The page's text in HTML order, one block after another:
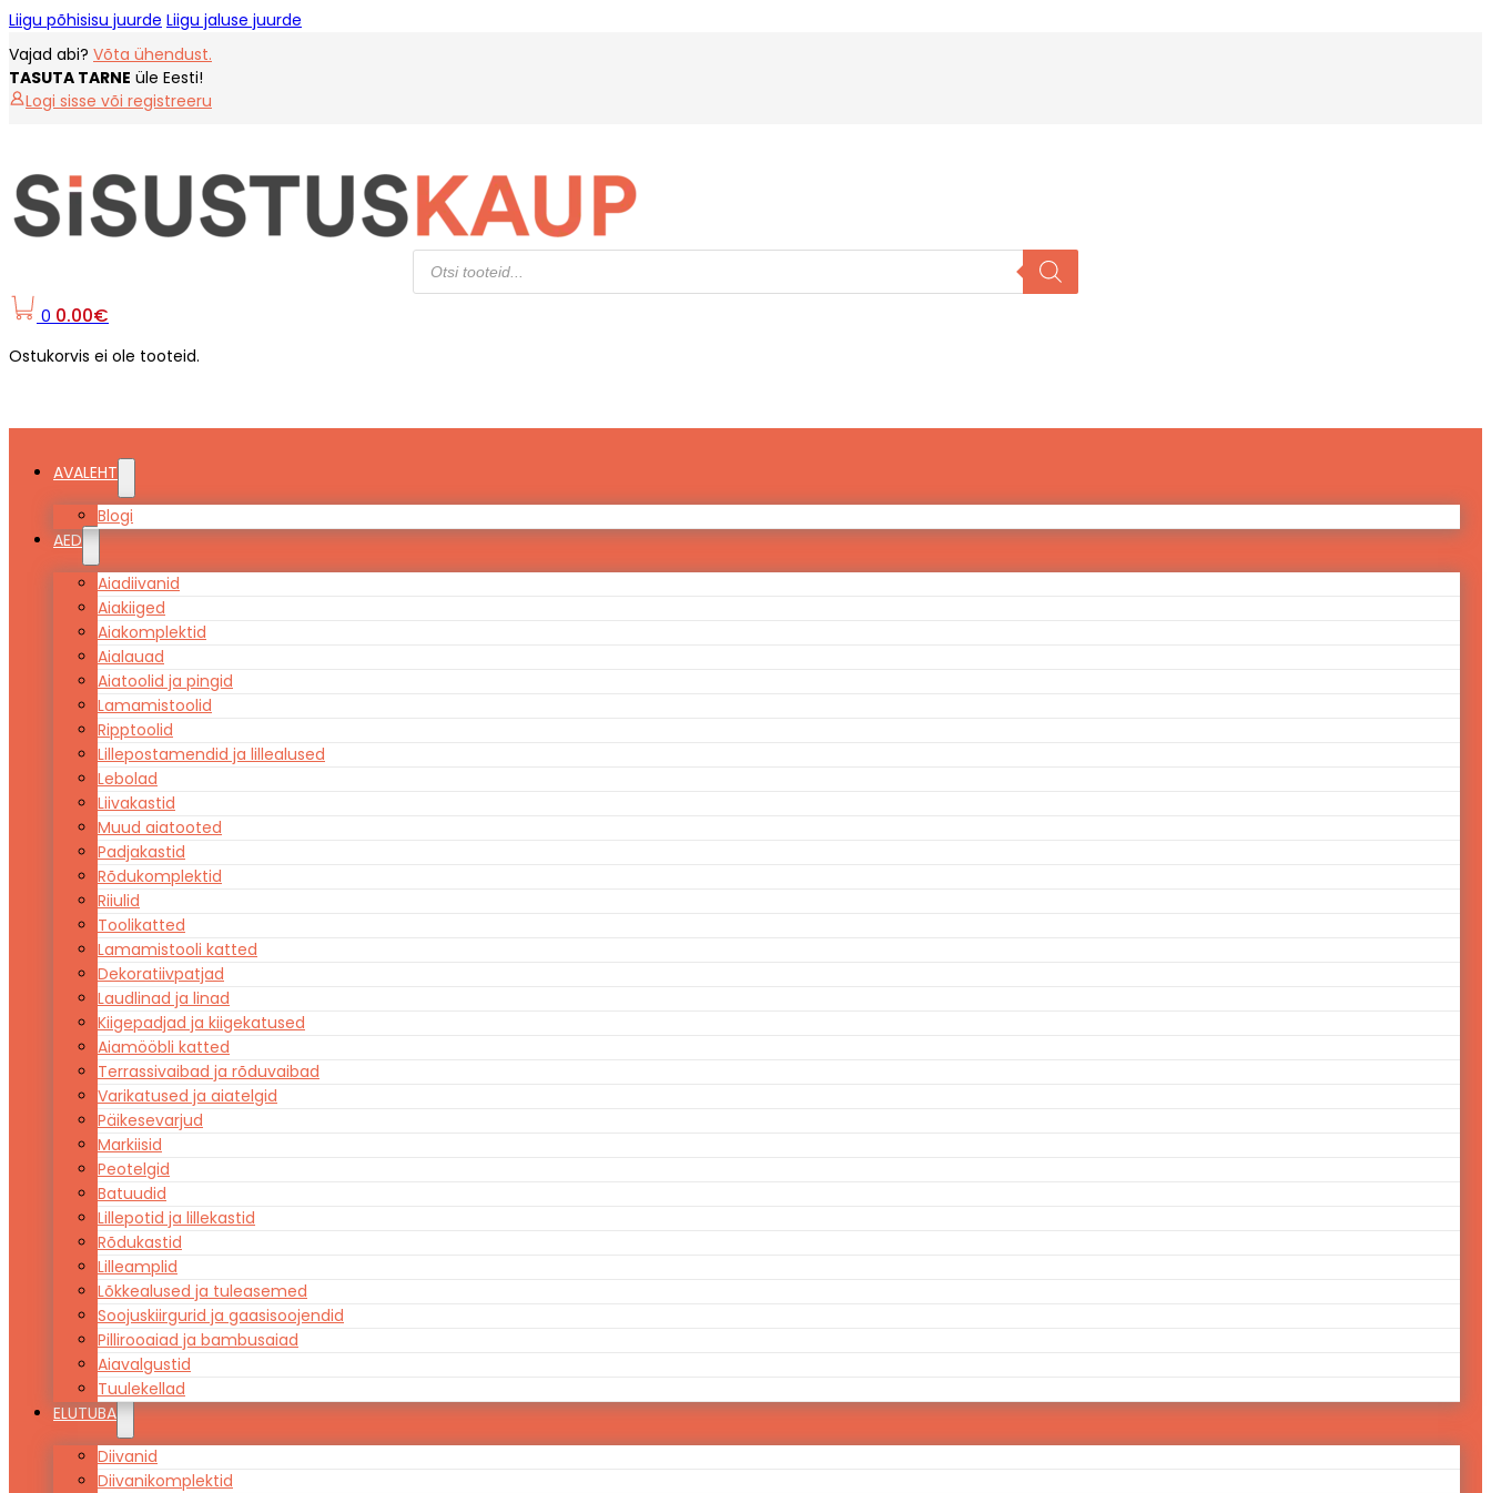
Liigu põhisisu juurde Liigu jaluse juurde
Vajad abi? Võta ühendust.
TASUTA TARNE üle Eesti!
Logi sisse või registreeru
Products
search
0 0.00€
Ostukorvis ei ole tooteid.
AVALEHT
Blogi
AED
Aiadiivanid
Aiakiiged
Aiakomplektid
Aialauad
Aiatoolid ja pingid
Lamamistoolid
Ripptoolid
Lillepostamendid ja lillealused
Lebolad
Liivakastid
Muud aiatooted
Padjakastid
Rõdukomplektid
Riiulid
Toolikatted
Lamamistooli katted
Dekoratiivpatjad
Laudlinad ja linad
Kiigepadjad ja kiigekatused
Aiamööbli katted
Terrassivaibad ja rõduvaibad
Varikatused ja aiatelgid
Päikesevarjud
Markiisid
Peotelgid
Batuudid
Lillepotid ja lillekastid
Rõdukastid
Lilleamplid
Lõkkealused ja tuleasemed
Soojuskiirgurid ja gaasisoojendid
Pillirooaiad ja bambusaiad
Aiavalgustid
Tuulekellad
ELUTUBA
Diivanid
Diivanikomplektid